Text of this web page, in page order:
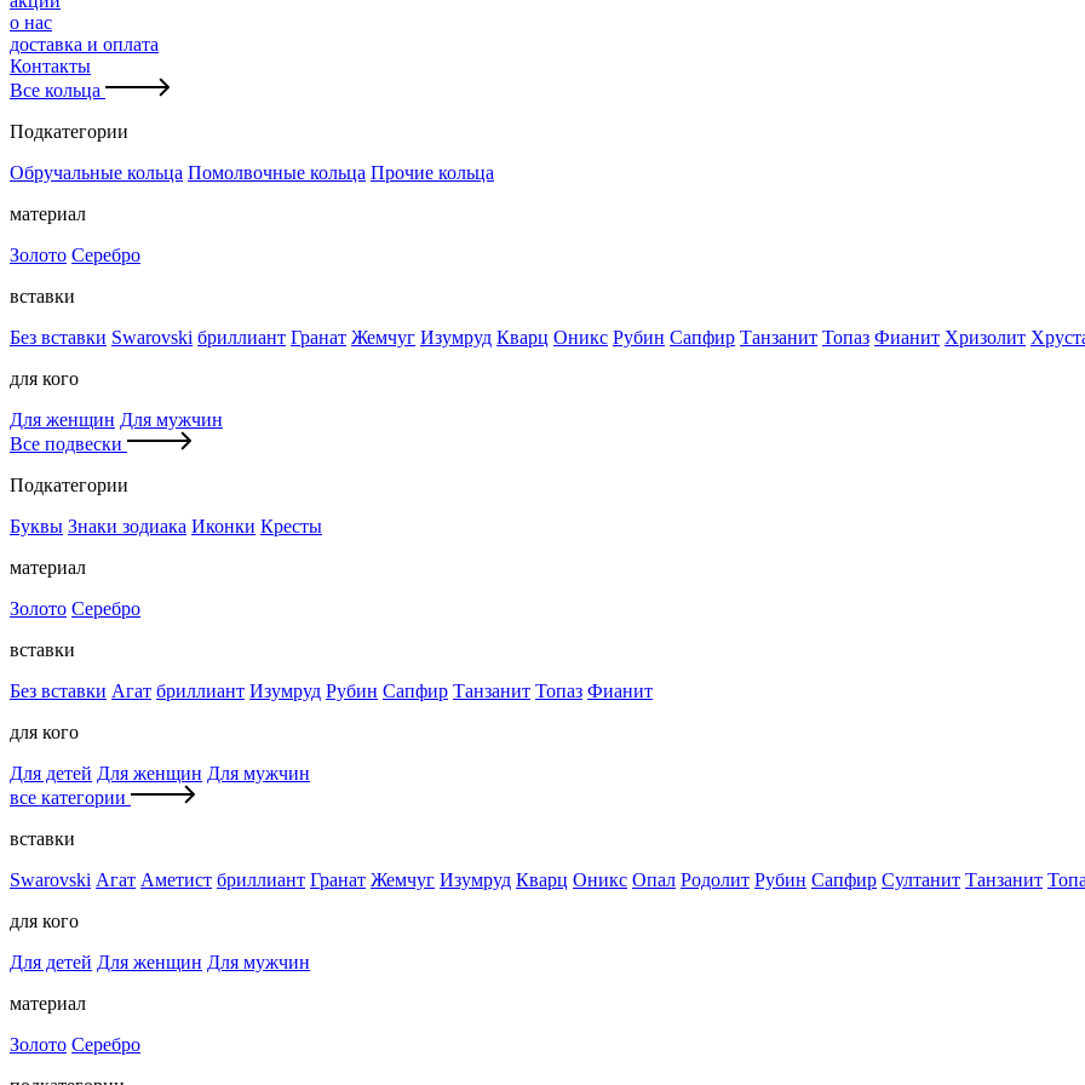
о нас
доставка и оплата
Контакты
Все кольца
Подкатегории
Обручальные кольца Помолвочные кольца Прочие кольца
материал
Золото Серебро
вставки
Без вставки Swarovski бриллиант Гранат Жемчуг Изумруд Кварц Оникс Рубин Сапфир Танзанит Топаз Фианит Хризолит
для кого
Для женщин Для мужчин
Все подвески
Подкатегории
Буквы Знаки зодиака Иконки Кресты
материал
Золото Серебро
вставки
Без вставки Агат бриллиант Изумруд Рубин Сапфир Танзанит Топаз Фианит
для кого
Для детей Для женщин Для мужчин
все категории
вставки
Swarovski Агат Аметист бриллиант Гранат Жемчуг Изумруд Кварц Оникс Опал Родолит Рубин Сапфир Султанит Танзанит
для кого
Для детей Для женщин Для мужчин
материал
Золото Серебро